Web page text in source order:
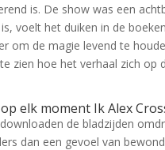
is. De show was een
voelt het duiken in de
om de magie levend te
zien hoe het verhaal zich op
elk moment Ik Alex
de bladzijden
dan een gevoel van